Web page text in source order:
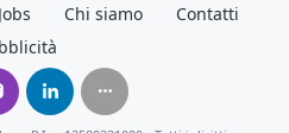
Jobs Chi siamo
Contatti